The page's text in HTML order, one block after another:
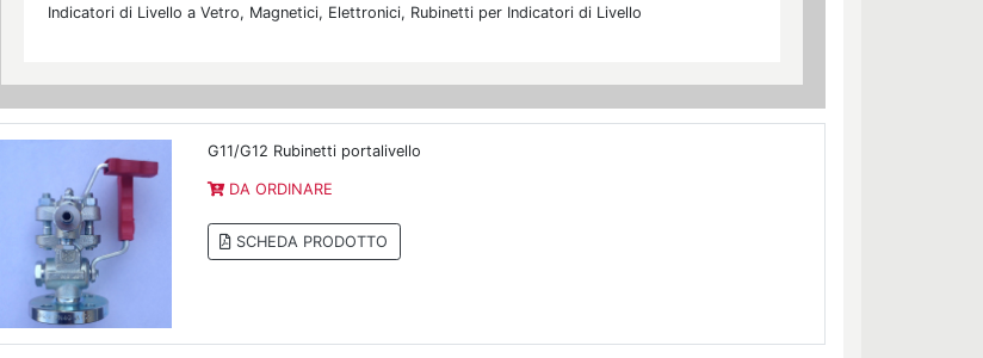
Indicatori di Livello a Vetro, Magnetici, Elettronici, Rubinetti per Indicatori di Livello
G11/G12 Rubinetti portalivello
DA ORDINARE
SCHEDA PRODOTTO